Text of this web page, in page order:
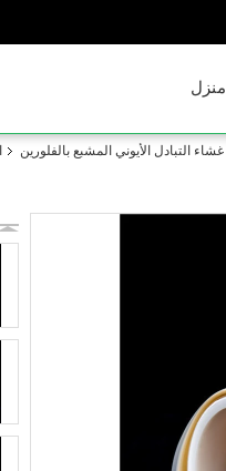
منزل
غشاء التبادل الأيوني المشبع بالفلورين